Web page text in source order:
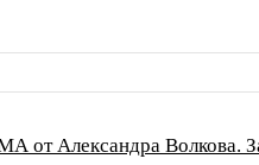
от Александра Волкова.